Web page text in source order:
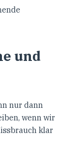
und
nur dann
wenn wir
klar